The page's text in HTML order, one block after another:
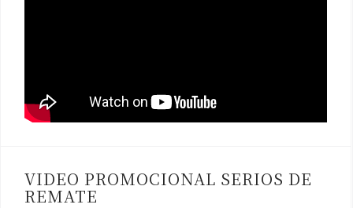
VIDEO PROMOCIONAL SERIOS DE
REMATE